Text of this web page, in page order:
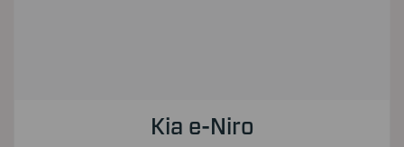
Kia e-Niro